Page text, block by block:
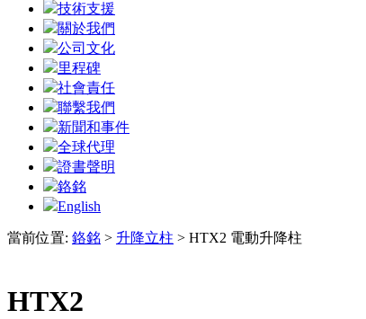
技術支援
關於我們
公司文化
里程碑
社會責任
聯繫我們
新聞和事件
全球代理
證書聲明
鉻銘
English
當前位置: 鉻銘 > 升降立柱 > HTX2 電動升降柱
HTX2